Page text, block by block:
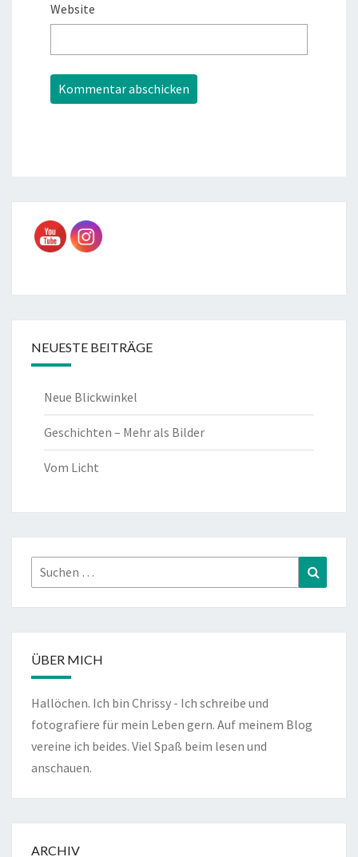
Website
NEUESTE BEITRÄGE
Neue Blickwinkel
Geschichten – Mehr als Bilder
Vom Licht
Suchen
nach:
ÜBER MICH
Hallöchen. Ich bin Chrissy - Ich schreibe und
fotografiere für mein Leben gern. Auf meinem Blog
vereine ich beides. Viel Spaß beim lesen und
anschauen.
ARCHIV